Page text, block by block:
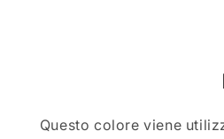
Questo colore viene